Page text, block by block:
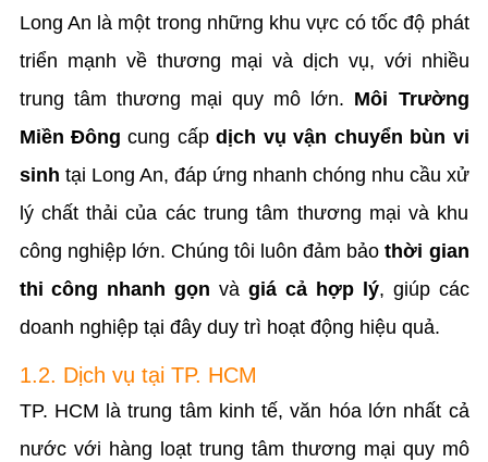
Long An là một trong những khu vực có tốc độ phát
triển mạnh về thương mại và dịch vụ, với nhiều
trung tâm thương mại quy mô lớn. Môi Trường
Miền Đông cung cấpdịch vụ vận chuyển bùn vi
sinh tại Long An, đáp ứng nhanh chóng nhu cầu xử
lý chất thải của các trung tâm thương mại và khu
công nghiệp lớn. Chúng tôi luôn đảm bảothời gian
thi công nhanh gọn vàgiá cả hợp lý, giúp các
doanh nghiệp tại đây duy trì hoạt động hiệu quả.
1.2. Dịch vụ tại TP. HCM
TP. HCM là trung tâm kinh tế, văn hóa lớn nhất cả
nước với hàng loạt trung tâm thương mại quy mô